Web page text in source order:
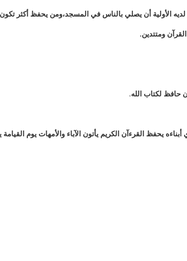
الأولية أن يصلي بالناس في المسجد،ومن يحفظ أكثر تكون
ومتتدين.
حافظ لكتاب الله.
يحفظ القرءآن الكريم يأتون الآباء والأمهات يوم